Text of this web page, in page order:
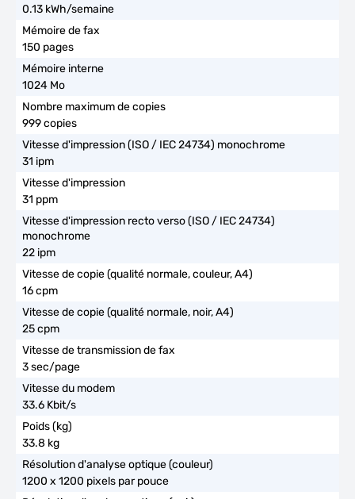
0.13 kWh/semaine
150 pages
1024 Mo
999 copies
31 ipm
31 ppm
22 ipm
16 cpm
25 cpm
3 sec/page
33.6 Kbit/s
33.8 kg
1200 x 1200 pixels par pouce